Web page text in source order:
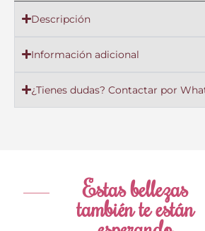
Descripción
Información adicional
¿Tienes dudas? Contactar por
Estas bellezas
también te están